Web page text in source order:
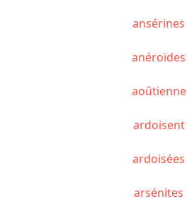
ansérines
anéroïdes
aoûtienne
ardoisent
ardoisées
arsénites